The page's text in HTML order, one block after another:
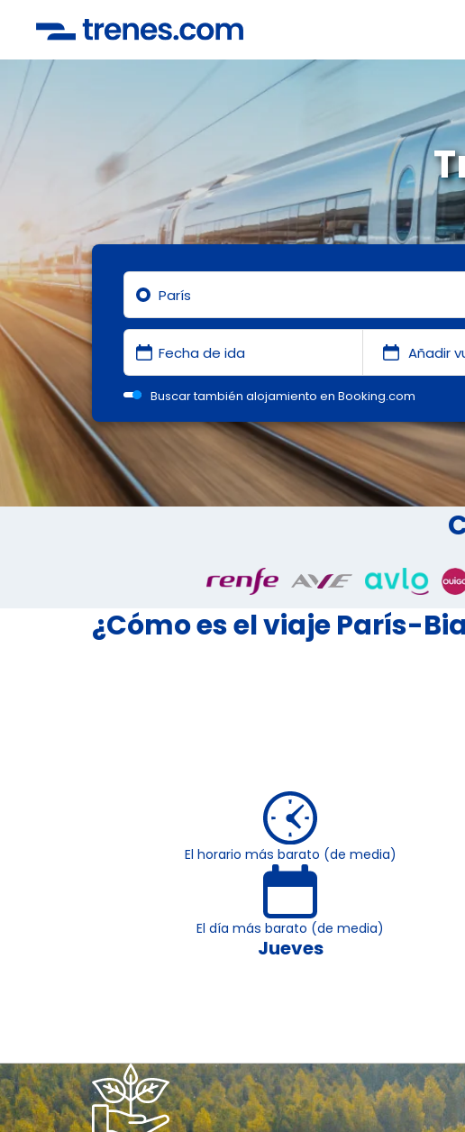
Buscar también alojamiento en Booking.com
¿Cómo es el viaje París-
El horario más barato (de media)
El día más barato (de media)
Jueves